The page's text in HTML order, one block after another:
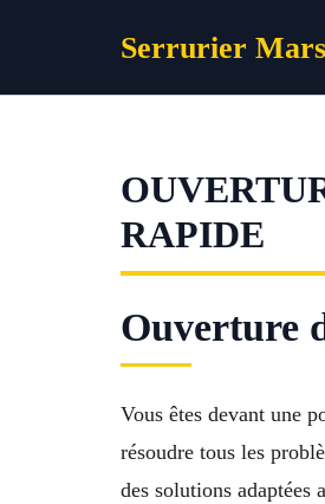
Serrurier
RAPIDE
Ouverture
Vous êtes devant une
résoudre tous les
des solutions